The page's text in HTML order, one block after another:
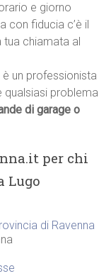
e giorno
con fiducia c’è il
chiamata al
è un professionista
problema
di garage o
per chi
Lugo
di Ravenna